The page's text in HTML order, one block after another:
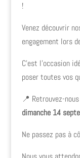
!
Venez découvrir
engagement lors
C’est l’occasion
poser toutes vos
📍 Retrouvez-
dimanche 14
Ne passez pas à